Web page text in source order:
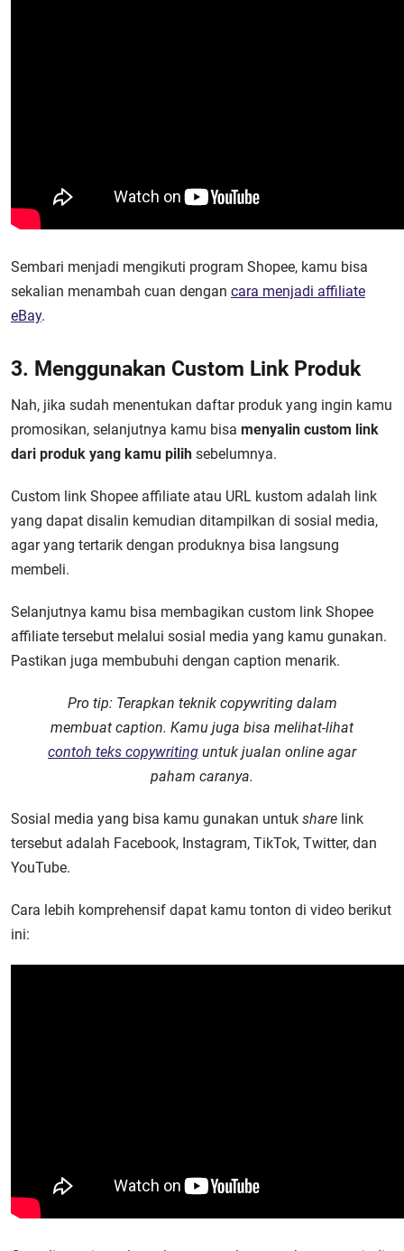
Sembari menjadi mengikuti program Shopee, kamu bisa
sekalian menambah cuan dengan cara menjadi affiliate
eBay.
3. Menggunakan Custom Link Produk
Nah, jika sudah menentukan daftar produk yang ingin kamu
promosikan, selanjutnya kamu bisa menyalin custom link
dari produk yang kamu pilih sebelumnya.
Custom link Shopee affiliate atau URL kustom adalah link
yang dapat disalin kemudian ditampilkan di sosial media,
agar yang tertarik dengan produknya bisa langsung
membeli.
Selanjutnya kamu bisa membagikan custom link Shopee
affiliate tersebut melalui sosial media yang kamu gunakan.
Pastikan juga membubuhi dengan caption menarik.
Pro tip: Terapkan teknik copywriting dalam
membuat caption. Kamu juga bisa melihat-lihat
contoh teks copywriting untuk jualan online agar
paham caranya.
Sosial media yang bisa kamu gunakan untuk share link
tersebut adalah Facebook, Instagram, TikTok, Twitter, dan
YouTube.
Cara lebih komprehensif dapat kamu tonton di video berikut
ini: